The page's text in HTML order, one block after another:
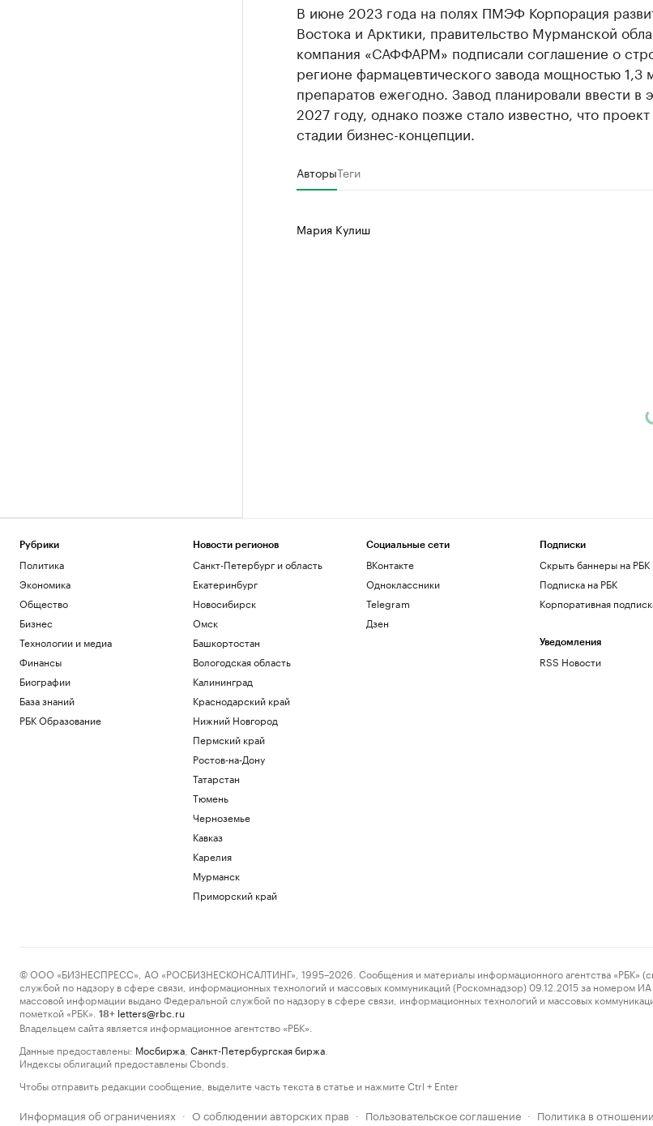
В июне 2023 года на полях ПМЭФ Корпорация
Востока и Арктики, правительство Мурманской
компания «САФФАРМ» подписали соглашение о
регионе фармацевтического завода мощностью 1,3
препаратов ежегодно. Завод планировали ввести в
2027 году, однако позже стало известно, что
стадии бизнес-концепции.
АвторыТеги
Мария Кулиш
Рубрики
Политика
Экономика
Общество
Бизнес
Технологии и медиа
Финансы
Биографии
База знаний
РБК Образование
Новости регионов
Санкт-Петербург и область
Екатеринбург
Новосибирск
Омск
Башкортостан
Вологодская область
Калининград
Краснодарский край
Нижний Новгород
Пермский край
Ростов-на-Дону
Татарстан
Тюмень
Черноземье
Кавказ
Карелия
Мурманск
Приморский край
Социальные сети
ВКонтакте
Одноклассники
Telegram
Дзен
Подписки
Скрыть баннеры на РБК
Подписка на РБК
Корпоративная
Уведомления
RSS Новости
© ООО «БИЗНЕСПРЕСС», АО «РОСБИЗНЕСКОНСАЛТИНГ», 1995–2026. Сообщения и материалы информационного агентства «РБК»
службой по надзору в сфере связи, информационных технологий и массовых коммуникаций (Роскомнадзор) 09.12.2015 за номером
массовой информации выдано Федеральной службой по надзору в сфере связи, информационных технологий и массовых
пометкой «РБК».
18+ letters@rbc.ru
Владельцем сайта является информационное агентство «РБК».
Данные предоставлены: Мосбиржа Санкт-Петербургская биржа
Индексы облигаций предоставлены Cbonds.
Чтобы отправить редакции сообщение, выделите часть текста в статье и нажмите Ctrl + Enter
Информация об ограничениях · О соблюдении авторских прав · Пользовательское соглашение · Политика в